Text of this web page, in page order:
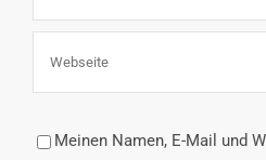
Meinen Namen, E-Mail und